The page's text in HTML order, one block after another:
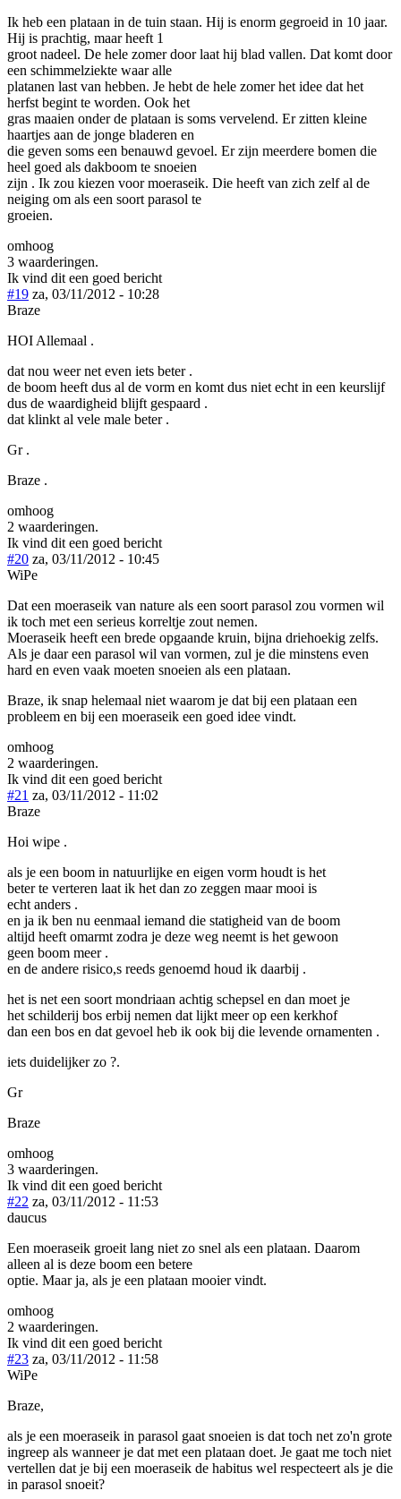
Ik heb een plataan in de tuin staan. Hij is enorm gegroeid in 10 jaar.
Hij is prachtig, maar heeft 1
groot nadeel. De hele zomer door laat hij blad vallen. Dat komt door
een schimmelziekte waar alle
platanen last van hebben. Je hebt de hele zomer het idee dat het
herfst begint te worden. Ook het
gras maaien onder de plataan is soms vervelend. Er zitten kleine
haartjes aan de jonge bladeren en
die geven soms een benauwd gevoel. Er zijn meerdere bomen die
heel goed als dakboom te snoeien
zijn . Ik zou kiezen voor moeraseik. Die heeft van zich zelf al de
neiging om als een soort parasol te
groeien.
omhoog
3 waarderingen.
Ik vind dit een goed bericht
#19 za, 03/11/2012 - 10:28
Braze
HOI Allemaal .
dat nou weer net even iets beter .
de boom heeft dus al de vorm en komt dus niet echt in een keurslijf
dus de waardigheid blijft gespaard .
dat klinkt al vele male beter .
Gr .
Braze .
omhoog
2 waarderingen.
Ik vind dit een goed bericht
#20 za, 03/11/2012 - 10:45
WiPe
Dat een moeraseik van nature als een soort parasol zou vormen wil
ik toch met een serieus korreltje zout nemen.
Moeraseik heeft een brede opgaande kruin, bijna driehoekig zelfs.
Als je daar een parasol wil van vormen, zul je die minstens even
hard en even vaak moeten snoeien als een plataan.
Braze, ik snap helemaal niet waarom je dat bij een plataan een
probleem en bij een moeraseik een goed idee vindt.
omhoog
2 waarderingen.
Ik vind dit een goed bericht
#21 za, 03/11/2012 - 11:02
Braze
Hoi wipe .
als je een boom in natuurlijke en eigen vorm houdt is het
beter te verteren laat ik het dan zo zeggen maar mooi is
echt anders .
en ja ik ben nu eenmaal iemand die statigheid van de boom
altijd heeft omarmt zodra je deze weg neemt is het gewoon
geen boom meer .
en de andere risico,s reeds genoemd houd ik daarbij .
het is net een soort mondriaan achtig schepsel en dan moet je
het schilderij bos erbij nemen dat lijkt meer op een kerkhof
dan een bos en dat gevoel heb ik ook bij die levende ornamenten .
iets duidelijker zo ?.
Gr
Braze
omhoog
3 waarderingen.
Ik vind dit een goed bericht
#22 za, 03/11/2012 - 11:53
daucus
Een moeraseik groeit lang niet zo snel als een plataan. Daarom
alleen al is deze boom een betere
optie. Maar ja, als je een plataan mooier vindt.
omhoog
2 waarderingen.
Ik vind dit een goed bericht
#23 za, 03/11/2012 - 11:58
WiPe
Braze,
als je een moeraseik in parasol gaat snoeien is dat toch net zo'n grote
ingreep als wanneer je dat met een plataan doet. Je gaat me toch niet
vertellen dat je bij een moeraseik de habitus wel respecteert als je die
in parasol snoeit?